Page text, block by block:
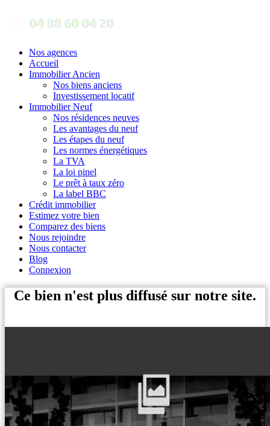
Nos agences
Accueil
Immobilier Ancien
Nos biens anciens
Investissement locatif
Immobilier Neuf
Nos résidences neuves
Les avantages du neuf
Les étapes du neuf
Les normes énergétiques
La TVA
La loi pinel
Le prêt à taux zéro
La label BBC
Crédit immobilier
Estimez votre bien
Comparez des biens
Nous rejoindre
Nous contacter
Blog
Connexion
Ce bien n'est plus diffusé sur notre site.